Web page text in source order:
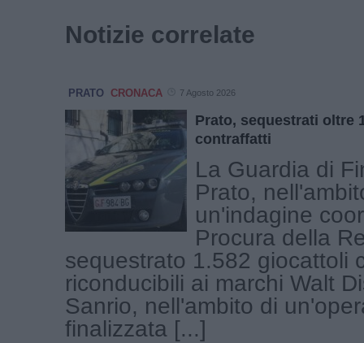
Notizie correlate
PRATO CRONACA 7 Agosto 2026
Prato, sequestrati oltre
contraffatti
La Guardia di
Prato,
un'indagine
Procura della
sequestrato 1.582 giocattoli
riconducibili ai marchi Walt
Sanrio, nell'ambito di
finalizzata [...]